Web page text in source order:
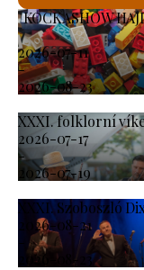
KOCKASHOW
2026-07-11
-
2026-08-23
XXXI. folklorní
2026-07-17
-
2026-07-19
XXXI. Szoboszló
2026-08-21
-
2026-08-23